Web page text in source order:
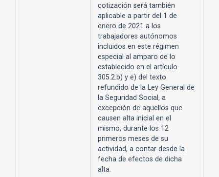
cotización será también
aplicable a partir del 1 de
enero de 2021 a los
trabajadores autónomos
incluidos en este régimen
especial al amparo de lo
establecido en el artículo
305.2.b) y e) del texto
refundido de la Ley General de
la Seguridad Social, a
excepción de aquellos que
causen alta inicial en el
mismo, durante los 12
primeros meses de su
actividad, a contar desde la
fecha de efectos de dicha
alta.